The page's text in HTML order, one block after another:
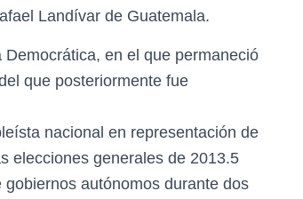
Landívar de Guatemala.
en el que permaneció
que posteriormente fue
nacional en representación de
elecciones generales de 2013.5
autónomos durante dos